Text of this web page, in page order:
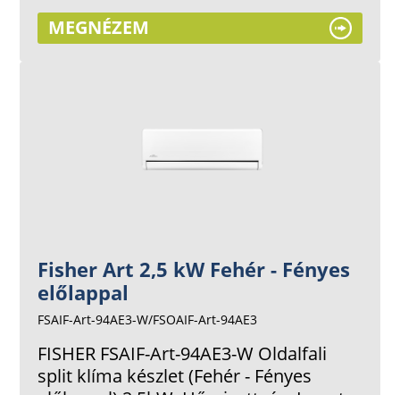
MEGNÉZEM
Fisher Art 2,5 kW Fehér - Fényes
előlappal
FSAIF-Art-94AE3-W/FSOAIF-Art-94AE3
FISHER FSAIF-Art-94AE3-W Oldalfali
split klíma készlet (Fehér - Fényes